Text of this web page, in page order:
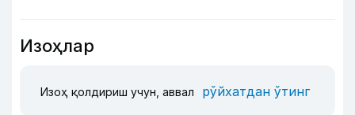
Изоҳлар
Изоҳ қолдириш учун, аввал рўйхатдан ўтинг